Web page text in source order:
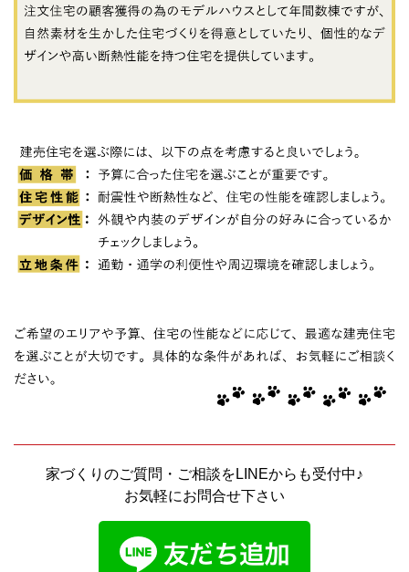
家づくりのご質問・ご相談をLINEからも受付中♪
お気軽にお問合せ下さい